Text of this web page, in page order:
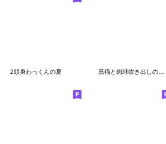
2頭身わっくんの夏 黒猫と肉球吹き出しの絵文字(基本)